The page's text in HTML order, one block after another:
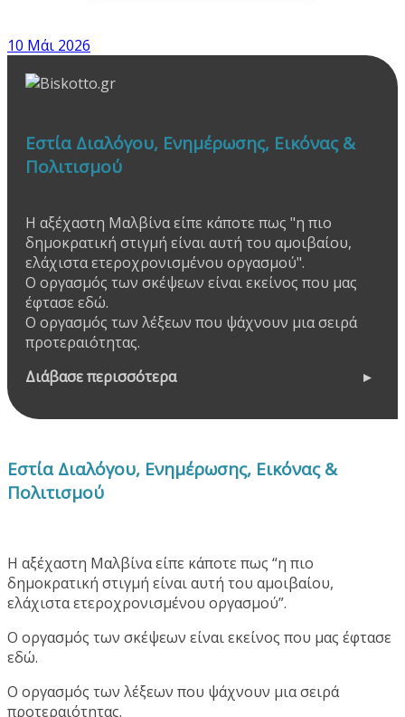
10 Μάι 2026
Εστία Διαλόγου, Ενημέρωσης, Εικόνας &
Πολιτισμού
Η αξέχαστη Μαλβίνα είπε κάποτε πως "η πιο
δημοκρατική στιγμή είναι αυτή του αμοιβαίου,
ελάχιστα ετεροχρονισμένου οργασμού".
Ο οργασμός των σκέψεων είναι εκείνος που μας
έφτασε εδώ.
Ο οργασμός των λέξεων που ψάχνουν μια σειρά
προτεραιότητας.
Διάβασε περισσότερα
Εστία Διαλόγου, Ενημέρωσης, Εικόνας &
Πολιτισμού
Η αξέχαστη Μαλβίνα είπε κάποτε πως “η πιο
δημοκρατική στιγμή είναι αυτή του αμοιβαίου,
ελάχιστα ετεροχρονισμένου οργασμού”.
Ο οργασμός των σκέψεων είναι εκείνος που μας έφτασε
εδώ.
Ο οργασμός των λέξεων που ψάχνουν μια σειρά
προτεραιότητας.